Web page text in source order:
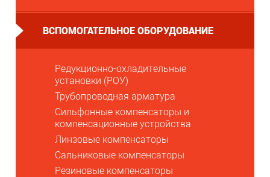
ВСПОМОГАТЕЛЬНОЕ ОБОРУДОВАНИЕ
Редукционно-охладительные
установки (РОУ)
Трубопроводная арматура
Сильфонные компенсаторы и
компенсационные устройства
Линзовые компенсаторы
Сальниковые компенсаторы
Резиновые компенсаторы